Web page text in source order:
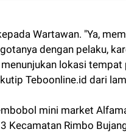
Wartawan. "Ya,
dengan pelaku,
lokasi
Teboonline.id dari
mini market
Rimbo